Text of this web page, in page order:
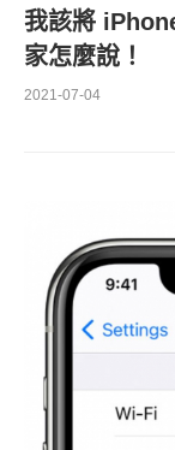
我該將
家怎麼說！
2021-07-04